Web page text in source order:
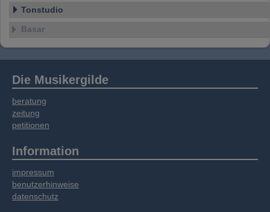
weitergegeben. Unsere Partner führen diese
oder die sie im Rahmen Ihrer Nutzung der
Dienste gesammelt haben.
Tonstudio
Basar
Die Musikergilde
beratung
zeitung
petitionen
Information
impressum
benutzerhinweise
datenschutz